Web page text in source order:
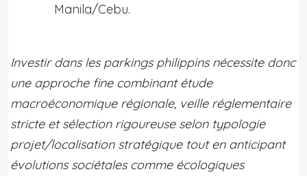
Manila/Cebu.
Investir dans les parkings philippins nécessite donc
une approche fine combinant étude
macroéconomique régionale, veille réglementaire
stricte et sélection rigoureuse selon typologie
projet/localisation stratégique tout en anticipant
évolutions sociétales comme écologiques